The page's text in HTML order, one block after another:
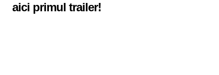
aici primul trailer!